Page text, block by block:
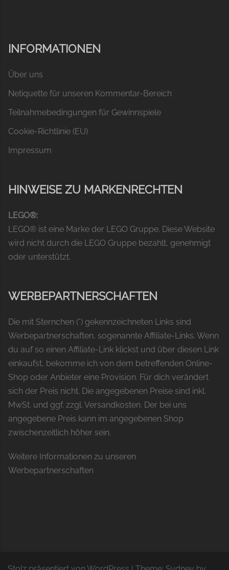
INFORMATIONEN
Über uns
Netiquette für unseren Kommentar-Bereich
Teilnahmebedingungen für Gewinnspiele
Cookie-Richtlinie (EU)
Impressum
HINWEISE ZU MARKENRECHTEN
LEGO®:
LEGO® ist eine Marke der LEGO Gruppe. Diese Website
wird nicht durch die LEGO Gruppe bezahlt, genehmigt
oder unterstützt.
WERBEPARTNERSCHAFTEN
Die mit Sternchen (*) gekennzeichneten Links sind
Werbepartnerschaften, sogenannte Affiliate-Links. Wenn
du auf so einen Affiliate-Link klickst und über diesen Link
einkaufst, bekomme ich von dem betreffenden Online-
Shop oder Anbieter eine Provision. Für dich verändert
sich der Preis nicht. Die angegebenen Preise sind inkl.
MwSt. und ggf. zzgl. Versandkosten. Der bei uns
angegebene Preis kann im angegebenen Shop
zwischenzeitlich höher sein.
Weitere Informationen zu unseren
Werbepartnerschaften